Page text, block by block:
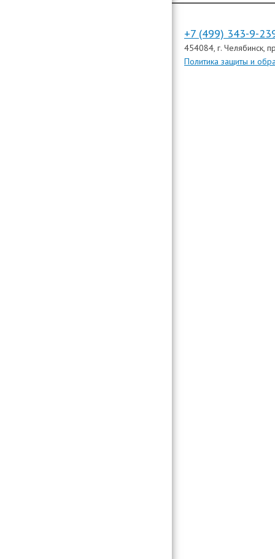
+7 (499) 343-9-
454084, г. Челябинск,
Политика защиты и